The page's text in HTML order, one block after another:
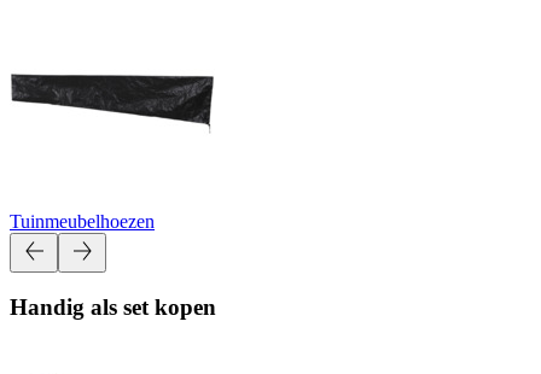
Tuinmeubelhoezen
Handig als set kopen